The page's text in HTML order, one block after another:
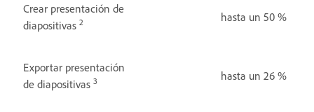
Crear presentación de
diapositivas 2 hasta un 50 %
Exportar presentación
de diapositivas 3 hasta un 26 %